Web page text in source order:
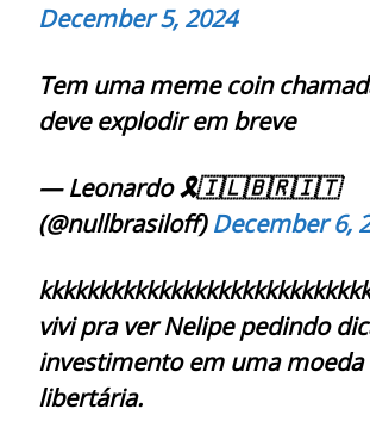
December 5, 2024
Tem uma meme coin
deve explodir em breve
— Leonardo 🎗🇮🇱🇧🇷🇮🇹
(@nullbrasiloff)December 6,
vivi pra ver Nelipe pedindo
investimento em uma
libertária.